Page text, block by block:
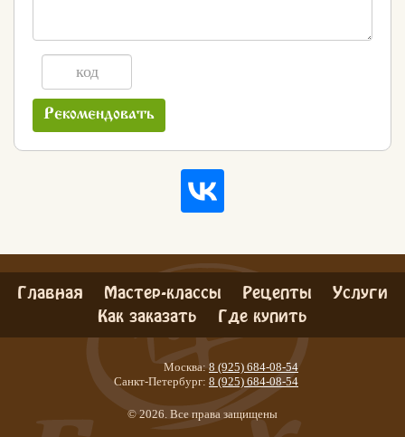
Рекомендовать
Главная Мастер-классы Рецепты Услуги
Как заказать Где купить
Москва: 8 (925) 684-08-54
Санкт-Петербург: 8 (925) 684-08-54
© 2026. Все права защищены